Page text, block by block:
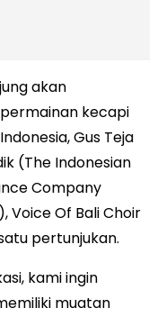
akan
kecapi
Gus Teja
(The Indonesian
Company
Of Bali Choir
pertunjukan.
kami ingin
muatan